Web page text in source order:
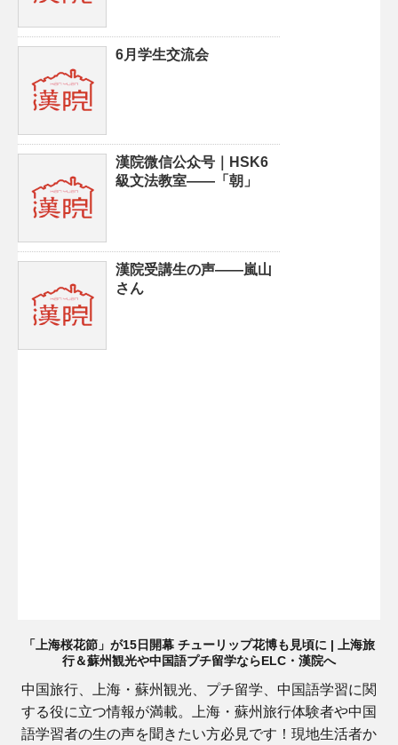
6月学生交流会
漢院微信公众号｜HSK6
級文法教室——「朝」
漢院受講生の声——嵐山
さん
「上海桜花節」が15日開幕 チューリップ花博も見頃に | 上海旅
行＆蘇州観光や中国語プチ留学ならELC・漢院へ
中国旅行、上海・蘇州観光、プチ留学、中国語学習に関
する役に立つ情報が満載。上海・蘇州旅行体験者や中国
語学習者の生の声を聞きたい方必見です！現地生活者か